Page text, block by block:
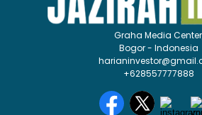
Graha Media
Bogor - Indonesia
+628557777888